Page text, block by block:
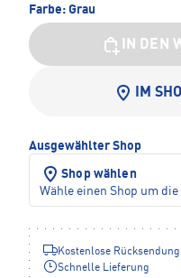
Farbe: Grau
IN DEN
IM
Ausgewählter Shop
Shop wählen
Wähle einen Shop um
Kostenlose Rücksendung
Schnelle Lieferung